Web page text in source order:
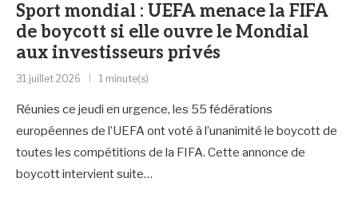
Sport mondial : UEFA menace la FIFA
de boycott si elle ouvre le Mondial
aux investisseurs privés
31 juillet 2026 1 minute(s)
‎Réunies ce jeudi en urgence, les 55 fédérations
européennes de l’UEFA ont voté à l’unanimité le boycott de
toutes les compétitions de la FIFA. Cette annonce de
boycott intervient suite…